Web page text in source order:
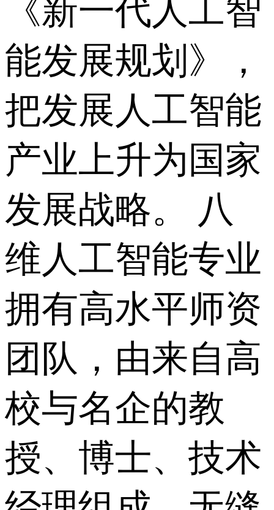
《新一代人工智
能发展规划》，
把发展人工智能
产业上升为国家
发展战略。 八
维人工智能专业
拥有高水平师资
团队，由来自高
校与名企的教
授、博士、技术